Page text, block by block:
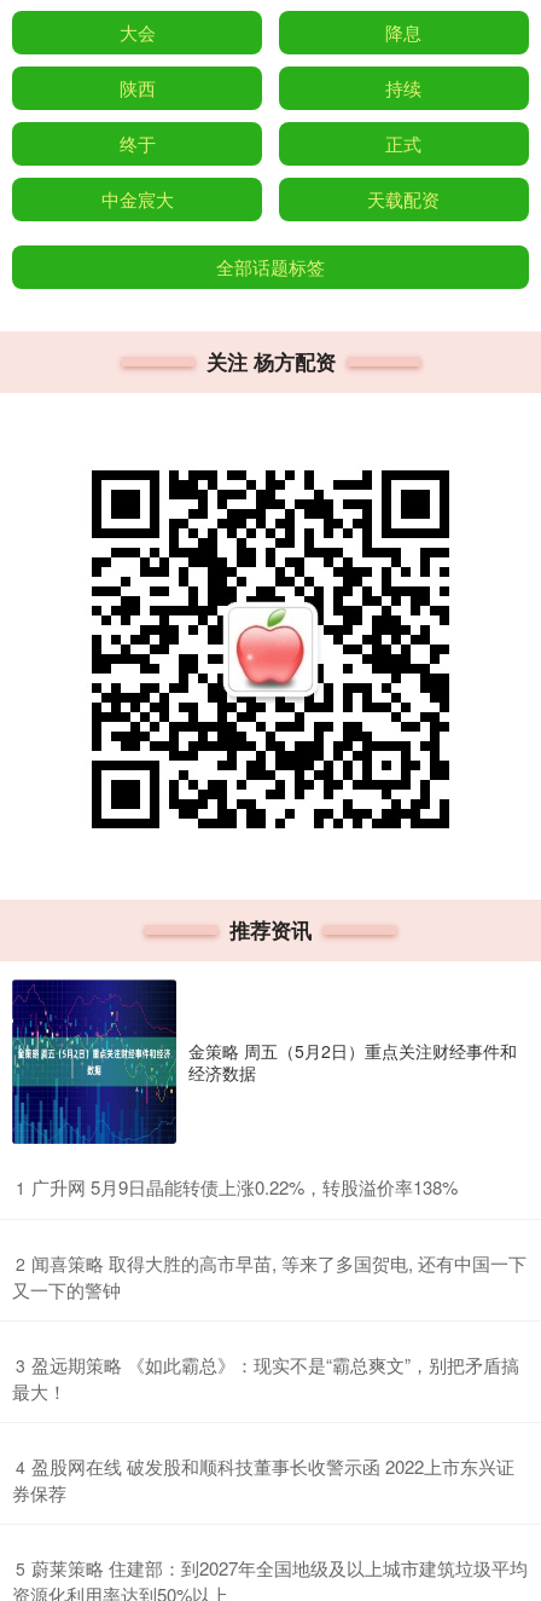
大会 降息
陕西 持续
终于 正式
中金宸大 天载配资
全部话题标签
关注 杨方配资
推荐资讯
金策略 周五（5月2日）重点关注财经事件和
经济数据
1 ​广升网 5月9日晶能转债上涨0.22%，转股溢价率138%
2 ​闻喜策略 取得大胜的高市早苗, 等来了多国贺电, 还有中国一下
又一下的警钟
3 ​盈远期策略 《如此霸总》：现实不是“霸总爽文”，别把矛盾搞
最大！
4 ​盈股网在线 破发股和顺科技董事长收警示函 2022上市东兴证
券保荐
5 ​蔚莱策略 住建部：到2027年全国地级及以上城市建筑垃圾平均
资源化利用率达到50%以上